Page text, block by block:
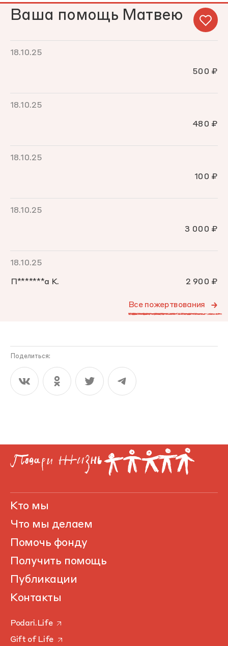
Ваша помощь Матвею
18.10.25
500 ₽
18.10.25
480 ₽
18.10.25
100 ₽
18.10.25
3 000 ₽
18.10.25
П*******а К. 2 900 ₽
Все пожертвования
Поделиться:
Кто мы
Что мы делаем
Помочь фонду
Получить помощь
Публикации
Контакты
Podari.Life
Gift of Life